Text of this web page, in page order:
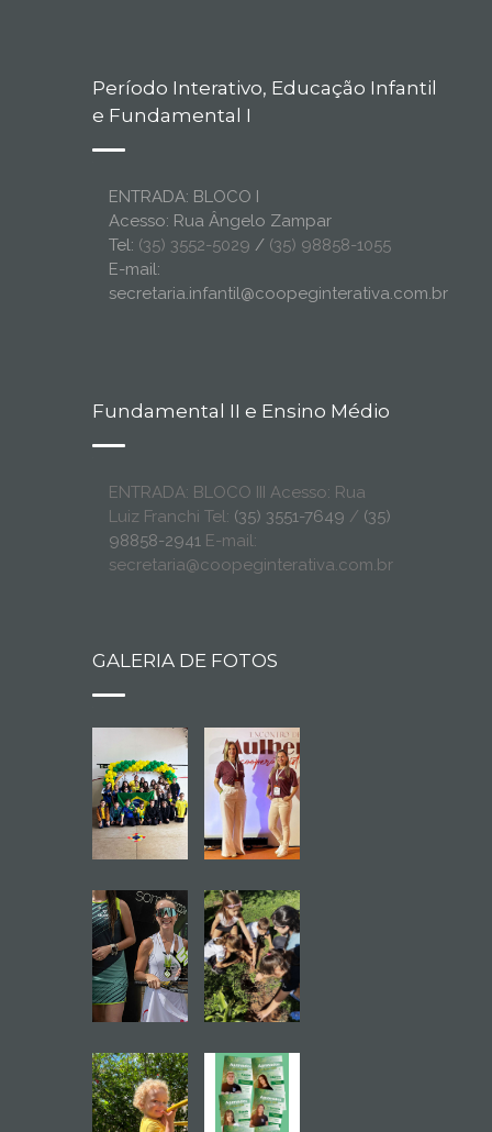
Período Interativo, Educação Infantil
e Fundamental I
ENTRADA: BLOCO I
Acesso: Rua Ângelo Zampar
Tel: (35) 3552-5029 / (35) 98858-1055
E-mail:
secretaria.infantil@coopeginterativa.com.br
Fundamental II e Ensino Médio
ENTRADA: BLOCO III Acesso: Rua
Luiz Franchi Tel: (35) 3551-7649 / (35)
98858-2941 E-mail:
secretaria@coopeginterativa.com.br
GALERIA DE FOTOS